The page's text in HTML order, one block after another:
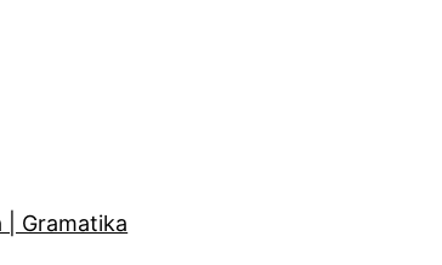
| Gramatika